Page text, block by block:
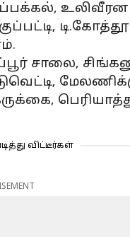
சாலை,
விட்டீர்கள்